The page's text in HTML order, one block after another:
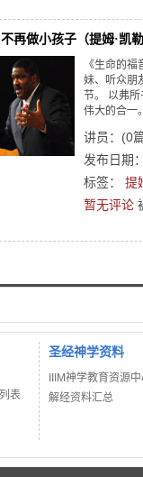
再做小孩子（提姆·凯
《生命的
妹、听众朋
节。 以弗
伟大的合一
讲员： (0
发布日期
标签： 提
暂无评论
表
圣经神学资料
IIIM神学教育资源
解经资料汇总